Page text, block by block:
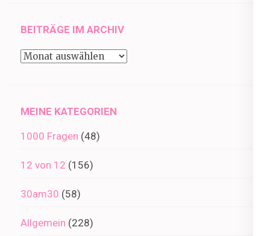
BEITRÄGE IM ARCHIV
Beiträge
MEINE KATEGORIEN
1000 Fragen (48)
12 von 12 (156)
30am30 (58)
Allgemein (228)